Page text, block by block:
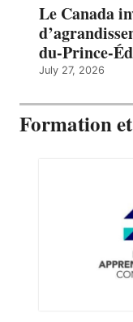
Le Canada
du-Prince-
July 27, 2026
Formation